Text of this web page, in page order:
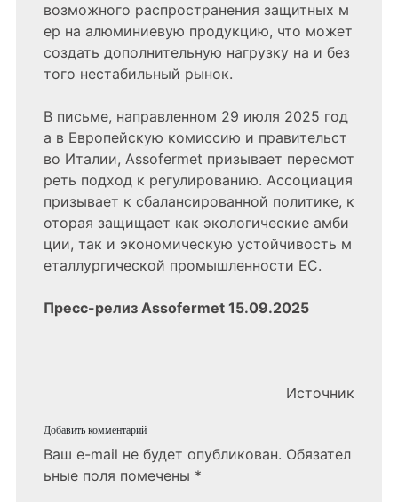
возможного распространения защитных м
ер на алюминиевую продукцию, что может
создать дополнительную нагрузку на и без
того нестабильный рынок.
В письме, направленном 29 июля 2025 год
а в Европейскую комиссию и правительст
во Италии, Assofermet призывает пересмот
реть подход к регулированию. Ассоциация
призывает к сбалансированной политике, к
оторая защищает как экологические амби
ции, так и экономическую устойчивость м
еталлургической промышленности ЕС.
Пресс-релиз Assofermet 15.09.2025
Источник
Добавить комментарий
Ваш e-mail не будет опубликован. Обязател
ьные поля помечены *